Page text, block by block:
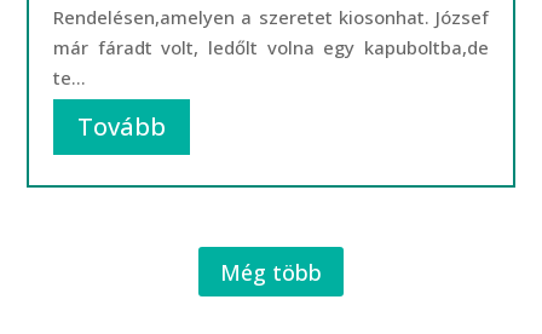
Rendelésen,amelyen a szeretet kiosonhat. József
már fáradt volt, ledőlt volna egy kapuboltba,de
te...
Tovább
Még több